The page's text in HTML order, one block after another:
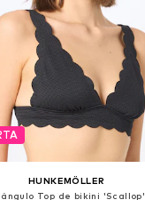
HUNKEMÖLLER
Top de bikini 'Scallop'